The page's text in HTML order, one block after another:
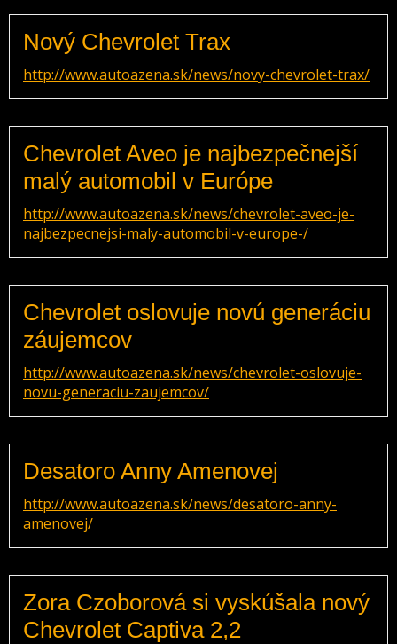
Nový Chevrolet Trax
http://www.autoazena.sk/news/novy-chevrolet-trax/
Chevrolet Aveo je najbezpečnejší
malý automobil v Európe
http://www.autoazena.sk/news/chevrolet-aveo-je-
najbezpecnejsi-maly-automobil-v-europe-/
Chevrolet oslovuje novú generáciu
záujemcov
http://www.autoazena.sk/news/chevrolet-oslovuje-
novu-generaciu-zaujemcov/
Desatoro Anny Amenovej
http://www.autoazena.sk/news/desatoro-anny-
amenovej/
Zora Czoborová si vyskúšala nový
Chevrolet Captiva 2,2